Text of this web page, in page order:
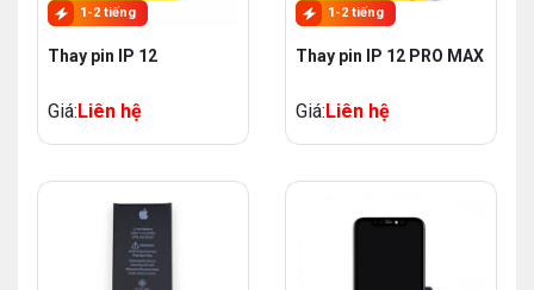
1-2 tiếng
Thay pin IP 12
Giá:Liên hệ
1-2 tiếng
Thay pin IP 12 PRO MAX
Giá:Liên hệ